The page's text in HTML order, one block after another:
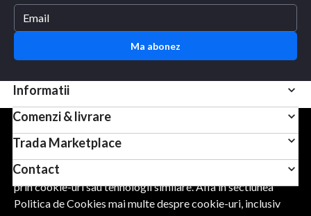
Ma abonez
Informatii
Comenzi & livrare
Trada Marketplace
Contact
URMARESTE-NE
Pentru scopuri precum afisarea de continut personalizat,
folosim module cookie sau tehnologii similare. Apasand
Accept, esti de acord sa permiti colectarea de informatii
prin cookie-uri sau tehnologii similare. Afla in sectiunea
Politica de Cookies mai multe despre cookie-uri, inclusiv